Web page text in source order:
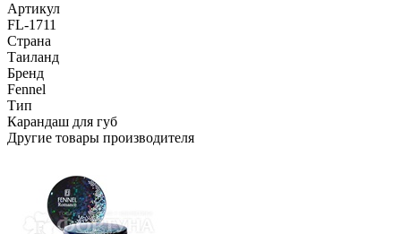
Артикул
FL-1711
Страна
Таиланд
Бренд
Fennel
Тип
Карандаш для губ
Другие товары производителя